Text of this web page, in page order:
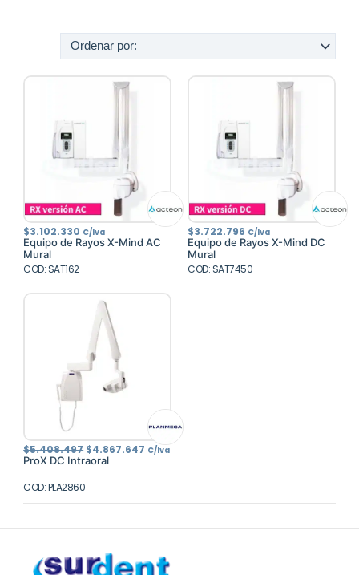
$3.102.330 C/Iva
Equipo de Rayos X-Mind AC
Mural
COD: SAT162
$3.722.796 C/Iva
Equipo de Rayos X-Mind DC
Mural
COD: SAT7450
$5.408.497 El
precio
original
$4.867.647 El
precio
C/Iva
ProX DC Intraoral
COD: PLA2860